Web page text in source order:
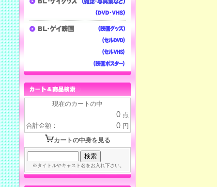
現在のカートの中
0 点
合計金額：
0 円
カートの中身を見る
※タイトルやキャスト名をお入れ下さい。